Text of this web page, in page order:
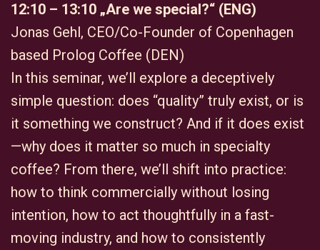
12:10 – 13:10 „Are we special?“ (ENG)
Jonas Gehl, CEO/Co-Founder of Copenhagen
based Prolog Coffee (DEN)
In this seminar, we’ll explore a deceptively
simple question: does “quality” truly exist, or is
it something we construct? And if it does exist
—why does it matter so much in specialty
coffee? From there, we’ll shift into practice:
how to think commercially without losing
intention, how to act thoughtfully in a fast-
moving industry, and how to consistently